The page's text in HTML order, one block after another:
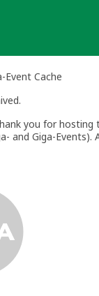
Event Cache
you for
and Giga-